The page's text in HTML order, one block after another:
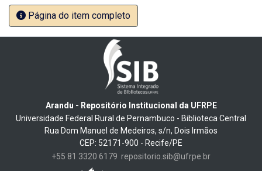
Página do item completo
Arandu - Repositório Institucional da UFRPE
Universidade Federal Rural de Pernambuco - Biblioteca Central
Rua Dom Manuel de Medeiros, s/n, Dois Irmãos
CEP: 52171-900 - Recife/PE
+55 81 3320 6179 repositorio.sib@ufrpe.br